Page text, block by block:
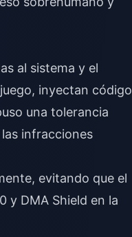
al sistema y el
inyectan código
una tolerancia
infracciones
evitando que el
y DMA Shield en la